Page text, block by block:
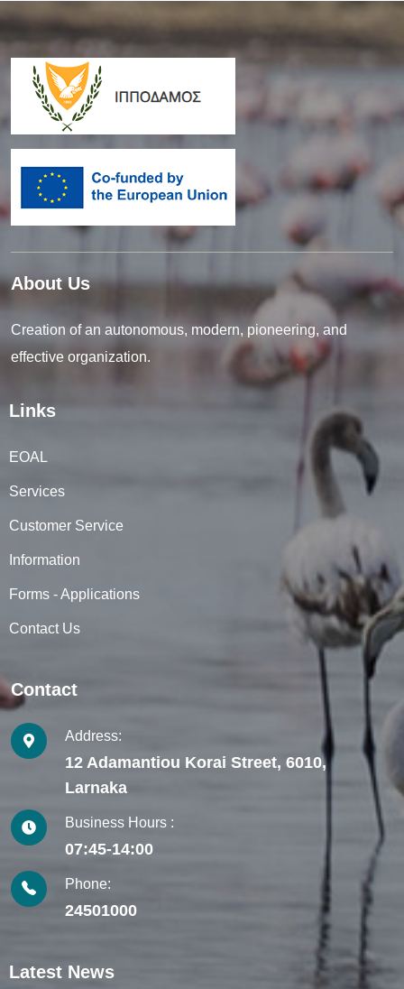
About Us
Creation of an autonomous, modern, pioneering, and
effective organization.
Links
EOAL
Services
Customer Service
Information
Forms - Applications
Contact Us
Contact
Address:
12 Adamantiou Korai Street, 6010,
Larnaka
Business Hours :
07:45-14:00
Phone:
24501000
Latest News